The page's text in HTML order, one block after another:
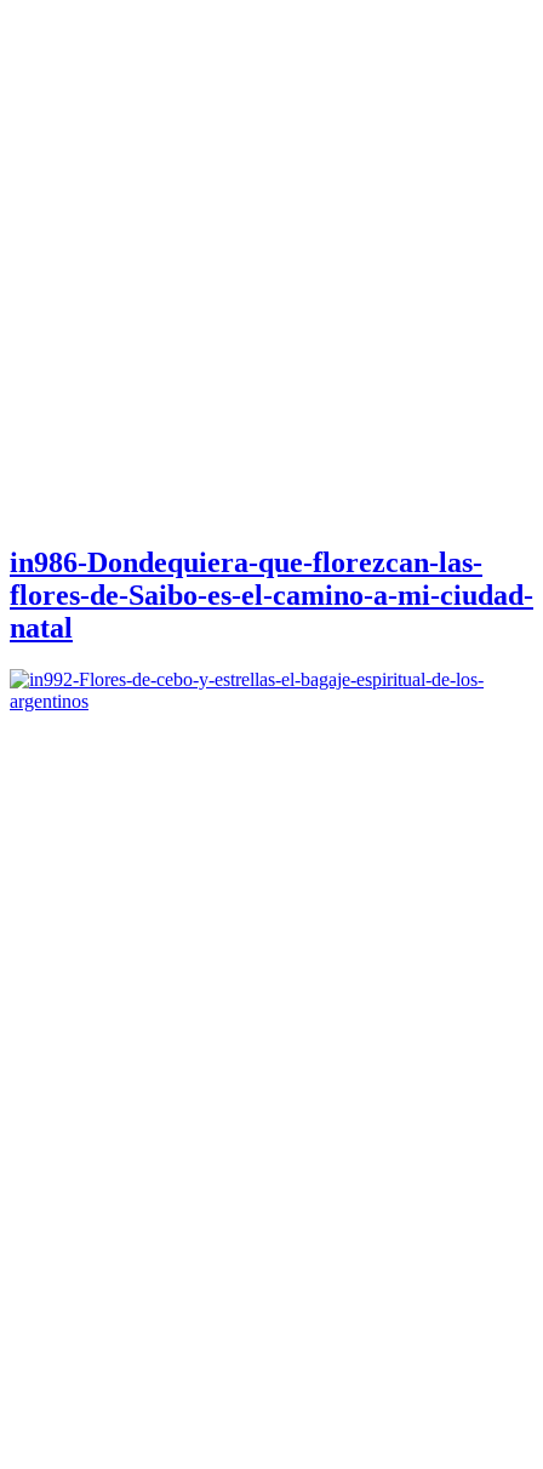
in986-Dondequiera-que-florezcan-las-
flores-de-Saibo-es-el-camino-a-mi-ciudad-
natal